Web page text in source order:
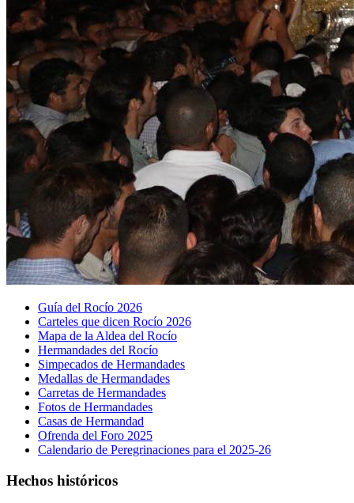
Guía del Rocío 2026
Carteles que dicen Rocío 2026
Mapa de la Aldea del Rocío
Hermandades del Rocío
Simpecados de Hermandades
Medallas de Hermandades
Carretas de Hermandades
Fotos de Hermandades
Casas de Hermandad
Ofrenda del Foro 2025
Calendario de Peregrinaciones para el 2025-26
Hechos históricos